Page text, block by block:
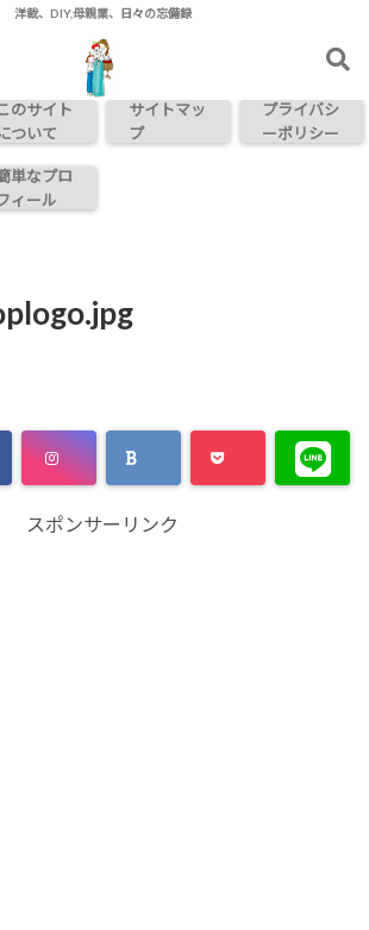
洋裁、DIY,母親業、日々の忘備録
のサイト
ついて
サイトマッ
プ
プライバシ
ーポリシー
単なプロ
ィール
スポンサーリンク